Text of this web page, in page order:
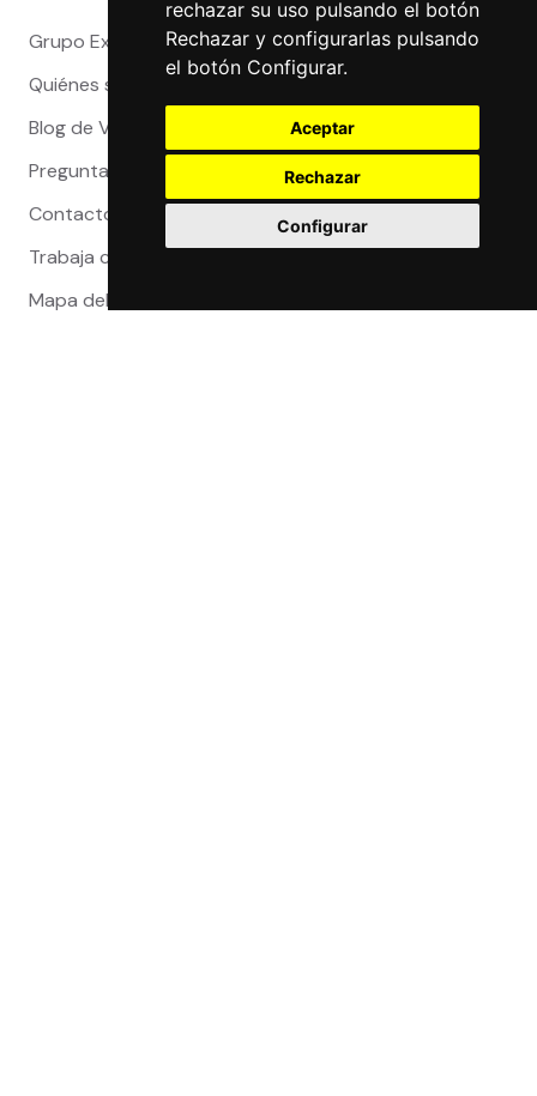
rechazar su uso pulsando el botón
Rechazar y configurarlas pulsando
el botón Configurar.
Aceptar
Rechazar
Configurar
Grupo Exact
Quiénes somos
Blog de Viajeros
Preguntas Frecuentes
Contacto
Trabaja con nosotros
Mapa del sitio